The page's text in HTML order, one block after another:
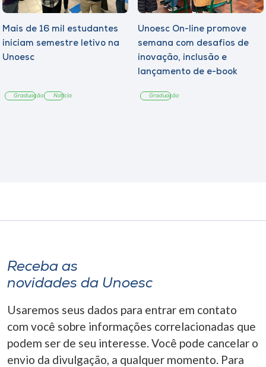
Mais de 16 mil estudantes
iniciam semestre letivo na
Unoesc
Graduação Notícia
Unoesc On-line promove
semana com desafios de
inovação, inclusão e
lançamento de e-book
Graduação
Receba as
novidades da Unoesc
Usaremos seus dados para entrar em contato
com você sobre informações correlacionadas que
podem ser de seu interesse. Você pode cancelar o
envio da divulgação, a qualquer momento. Para